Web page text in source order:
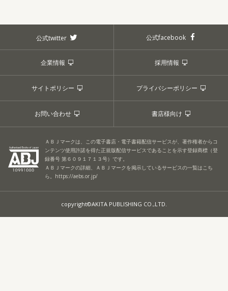
公式twitter 公式facebook
企業情報 採用情報
サイトポリシー プライバシーポリシー
お問い合わせ 書店様向け
ＡＢＪマークは、この電子書店・電子書籍配信サービスが、著作権者からコ
ンテンツ使用許諾を得た正規版配信サービスであることを示す登録商標（登
録番号 第６０９１７１３号）です。
ＡＢＪマークの詳細、ＡＢＪマークを掲示しているサービスの一覧はこち
ら。 https://aebs.or.jp/
copyright©AKITA PUBLISHING CO.,LTD.